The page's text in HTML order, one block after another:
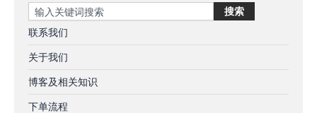
Search 搜索
联系我们
关于我们
博客及相关知识
下单流程